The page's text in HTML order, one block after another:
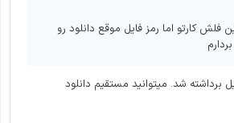
فلش کارتو اما رمز فایل موقع دانلود رو
برداشته شد. میتوانید مستقیم دانلود